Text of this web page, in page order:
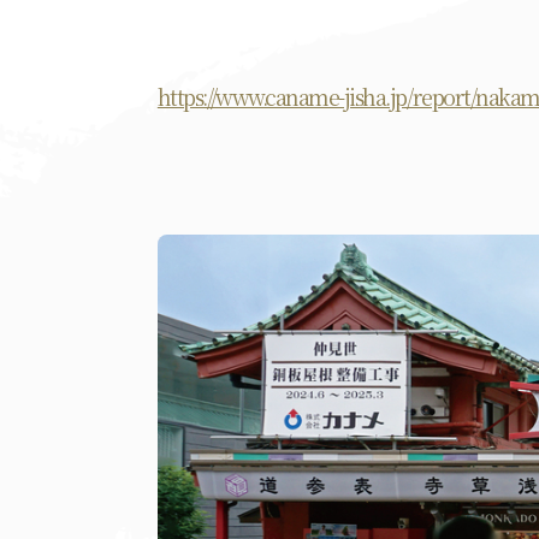
https://www.caname-jisha.jp/report/